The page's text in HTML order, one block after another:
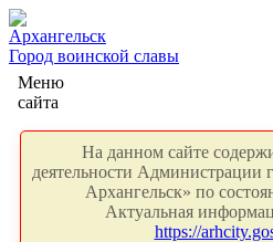
Архангельск
Город воинской славы
Меню
сайта
На данном сайте
деятельности Администрации
Архангельск» по
Актуальная
https://